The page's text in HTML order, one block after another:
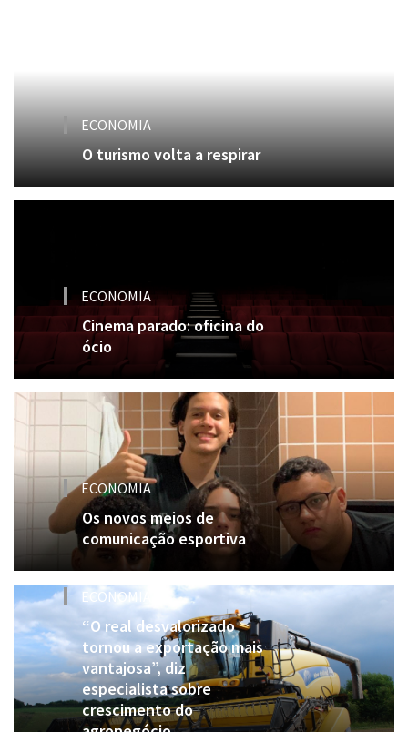
ECONOMIA
O turismo volta a respirar
ECONOMIA
Cinema parado: oficina do
ócio
ECONOMIA
Os novos meios de
comunicação esportiva
ECONOMIA
“O real desvalorizado
tornou a exportação mais
vantajosa”, diz
especialista sobre
crescimento do